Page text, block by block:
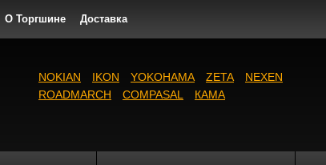
О Торгшине Доставка
NOKIAN IKON YOKOHAMA ZETA
NEXEN
ROADMARCH
COMPASAL КАМА